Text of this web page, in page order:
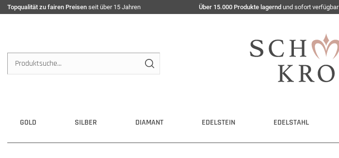
Topqualität zu fairen Preisen seit über 15 Jahren Über 15.000 Produkte lagernd und sofort verfügbar
GOLD SILBER DIAMANT EDELSTEIN EDELSTAHL